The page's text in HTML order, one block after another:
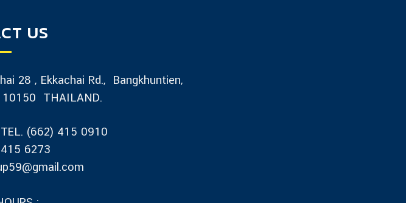
US
28 , Ekkachai Rd., Bangkhuntien,
THAILAND.
(662) 415 0910
6273